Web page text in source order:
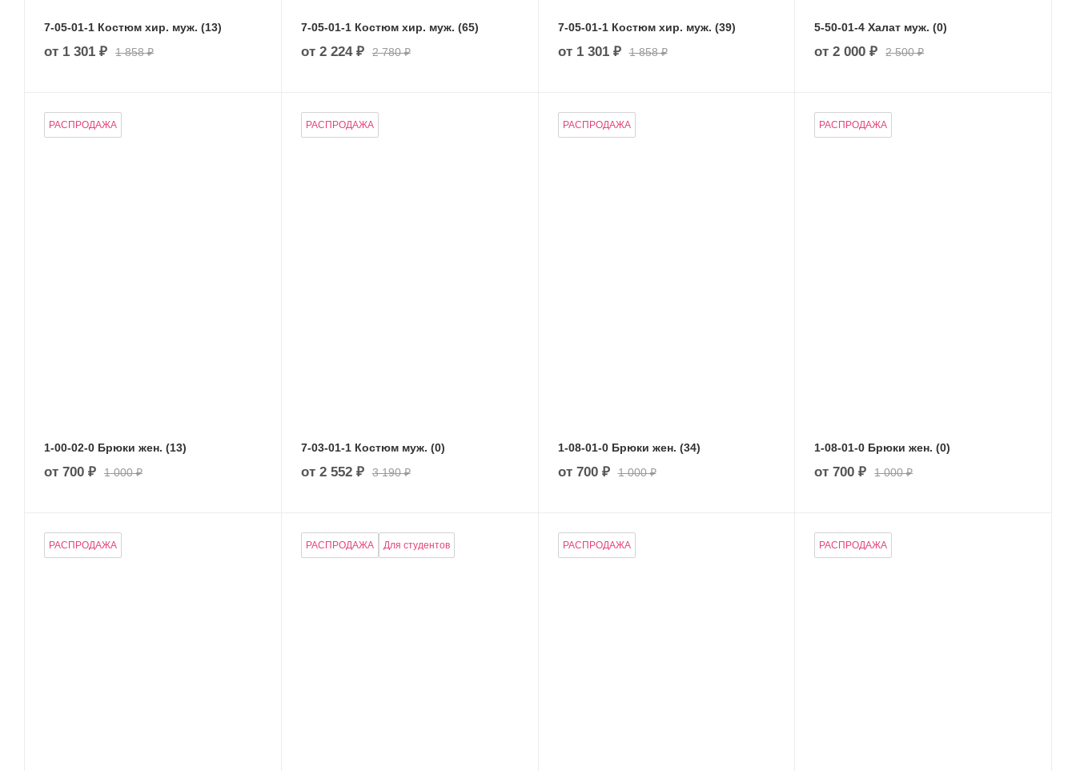
7-05-01-1 Костюм хир. муж. (13)
от 1 301 ₽ 1 858 ₽
7-05-01-1 Костюм хир. муж. (65)
от 2 224 ₽ 2 780 ₽
7-05-01-1 Костюм хир. муж. (39)
от 1 301 ₽ 1 858 ₽
5-50-01-4 Халат муж. (0)
от2 000 ₽ 2 500 ₽
РАСПРОДАЖА
1-00-02-0 Брюки жен. (13)
от 700 ₽ 1 000 ₽
РАСПРОДАЖА
7-03-01-1 Костюм муж. (0)
от 2 552 ₽ 3 190 ₽
РАСПРОДАЖА
1-08-01-0 Брюки жен. (34)
от 700 ₽ 1 000 ₽
РАСПРОДАЖА
1-08-01-0 Брюки жен. (0)
от700 ₽ 1 000 ₽
РАСПРОДАЖА РАСПРОДАЖА Для студентов РАСПРОДАЖА РАСПРОДАЖА